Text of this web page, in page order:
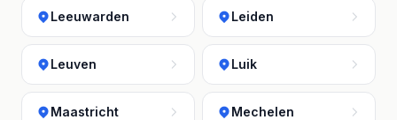
Leeuwarden Leiden
Leuven Luik
Maastricht Mechelen